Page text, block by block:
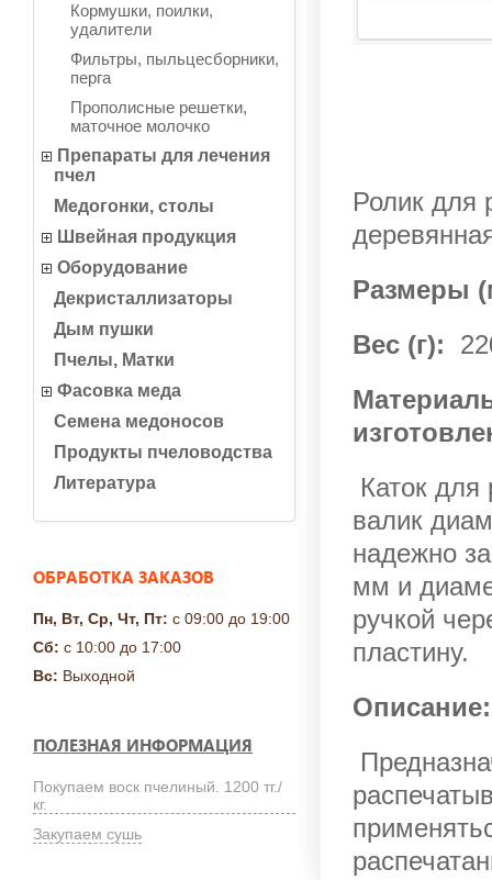
Кормушки, поилки,
удалители
Фильтры, пыльцесборники,
перга
Прополисные решетки,
маточное молочко
Препараты для лечения
пчел
Медогонки, столы
Швейная продукция
Оборудование
Декристаллизаторы
Дым пушки
Пчелы, Матки
Фасовка меда
Семена медоносов
Продукты пчеловодства
Литература
ОБРАБОТКА ЗАКАЗОВ
Пн, Вт, Ср, Чт, Пт: с 09:00 до 19:00
Сб: с 10:00 до 17:00
Вс: Выходной
ПОЛЕЗНАЯ ИНФОРМАЦИЯ
Покупаем воск пчелиный. 1200 тг./
кг.
Закупаем сушь
Ролик для
Размеры
Вес (г):
Каток для
валик
надежно
мм и
ручкой
пластину.
Описание: